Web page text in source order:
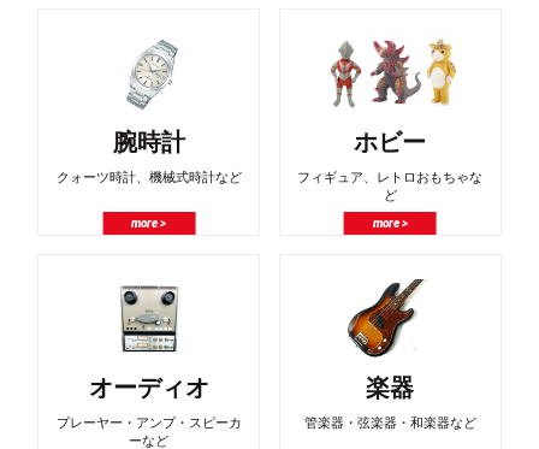
腕時計
クォーツ時計、機械式時計など
more >
ホビー
フィギュア、レトロおもちゃな
ど
more >
オーディオ
プレーヤー・アンプ・スピーカ
ーなど
楽器
管楽器・弦楽器・和楽器など